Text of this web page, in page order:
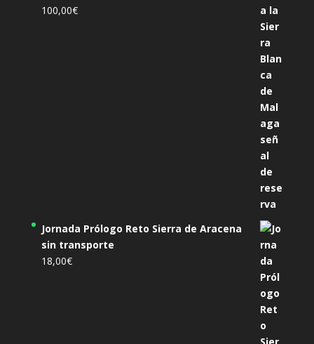
100,00€
Jornada Prólogo Reto Sierra de Aracena
sin transporte
18,00€